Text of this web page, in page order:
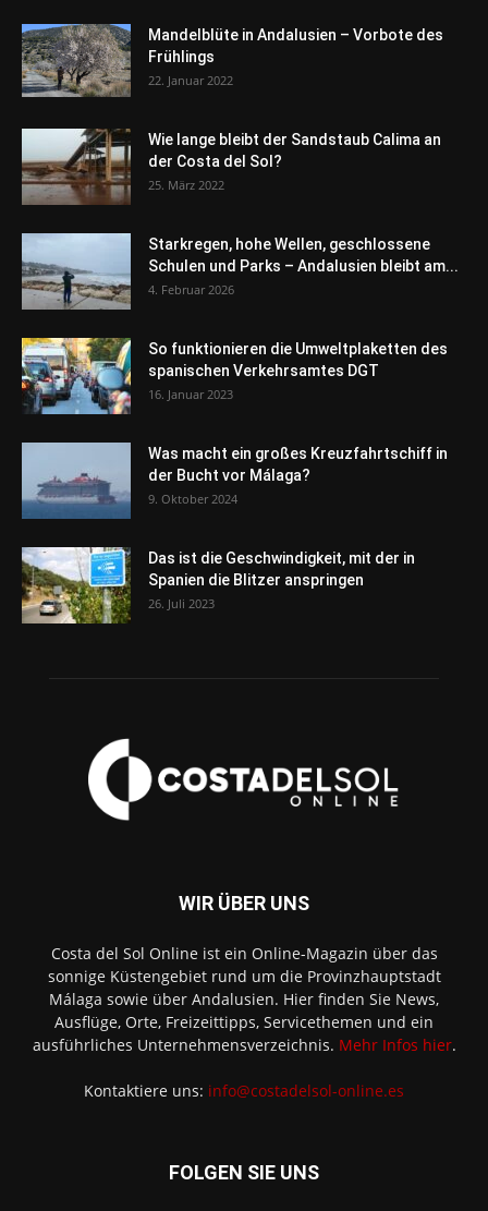
Mandelblüte in Andalusien – Vorbote des
Frühlings
22. Januar 2022
Wie lange bleibt der Sandstaub Calima an
der Costa del Sol?
25. März 2022
Starkregen, hohe Wellen, geschlossene
Schulen und Parks – Andalusien bleibt am...
4. Februar 2026
So funktionieren die Umweltplaketten des
spanischen Verkehrsamtes DGT
16. Januar 2023
Was macht ein großes Kreuzfahrtschiff in
der Bucht vor Málaga?
9. Oktober 2024
Das ist die Geschwindigkeit, mit der in
Spanien die Blitzer anspringen
26. Juli 2023
WIR ÜBER UNS
Costa del Sol Online ist ein Online-Magazin über das
sonnige Küstengebiet rund um die Provinzhauptstadt
Málaga sowie über Andalusien. Hier finden Sie News,
Ausflüge, Orte, Freizeittipps, Servicethemen und ein
ausführliches Unternehmensverzeichnis. Mehr Infos hier.
Kontaktiere uns: info@costadelsol-online.es
FOLGEN SIE UNS